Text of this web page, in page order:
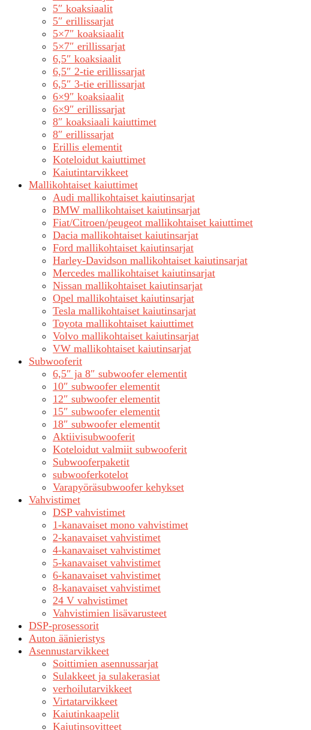
5″ koaksiaalit
5″ erillissarjat
5×7″ koaksiaalit
5×7″ erillissarjat
6,5″ koaksiaalit
6,5″ 2-tie erillissarjat
6,5″ 3-tie erillissarjat
6×9″ koaksiaalit
6×9″ erillissarjat
8″ koaksiaali kaiuttimet
8″ erillissarjat
Erillis elementit
Koteloidut kaiuttimet
Kaiutintarvikkeet
Mallikohtaiset kaiuttimet
Audi mallikohtaiset kaiutinsarjat
BMW mallikohtaiset kaiutinsarjat
Fiat/Citroen/peugeot mallikohtaiset kaiuttimet
Dacia mallikohtaiset kaiutinsarjat
Ford mallikohtaiset kaiutinsarjat
Harley-Davidson mallikohtaiset kaiutinsarjat
Mercedes mallikohtaiset kaiutinsarjat
Nissan mallikohtaiset kaiutinsarjat
Opel mallikohtaiset kaiutinsarjat
Tesla mallikohtaiset kaiutinsarjat
Toyota mallikohtaiset kaiuttimet
Volvo mallikohtaiset kaiutinsarjat
VW mallikohtaiset kaiutinsarjat
Subwooferit
6,5″ ja 8″ subwoofer elementit
10″ subwoofer elementit
12″ subwoofer elementit
15″ subwoofer elementit
18″ subwoofer elementit
Aktiivisubwooferit
Koteloidut valmiit subwooferit
Subwooferpaketit
subwooferkotelot
Varapyöräsubwoofer kehykset
Vahvistimet
DSP vahvistimet
1-kanavaiset mono vahvistimet
2-kanavaiset vahvistimet
4-kanavaiset vahvistimet
5-kanavaiset vahvistimet
6-kanavaiset vahvistimet
8-kanavaiset vahvistimet
24 V vahvistimet
Vahvistimien lisävarusteet
DSP-prosessorit
Auton äänieristys
Asennustarvikkeet
Soittimien asennussarjat
Sulakkeet ja sulakerasiat
verhoilutarvikkeet
Virtatarvikkeet
Kaiutinkaapelit
Kaiutinsovitteet